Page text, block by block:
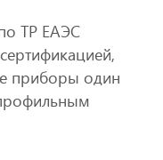
ТР ЕАЭС
приборы один